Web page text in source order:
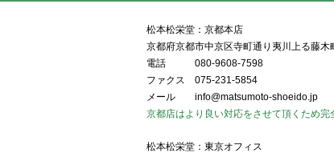
松本松栄堂：京都本店
京都府京都市中京区寺町通り夷川上る藤木
電話
080-9608-7598
ファクス
075-231-5854
メール
info@matsumoto-shoeido.jp
京都店はより良い対応をさせて頂くため完
松本松栄堂：東京オフィス